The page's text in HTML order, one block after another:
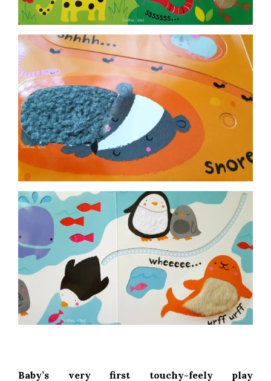
Baby’s very first touchy-feely play